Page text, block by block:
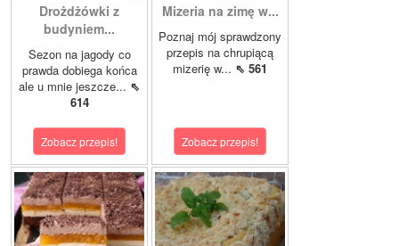
Drożdżówki z
budyniem...
Sezon na jagody co
prawda dobiega końca
ale u mnie jeszcze... ⇖
614
Zobacz przepis!
Mizeria na zimę w...
Poznaj mój sprawdzony
przepis na chrupiącą
mizerię w... ⇖ 561
Zobacz przepis!